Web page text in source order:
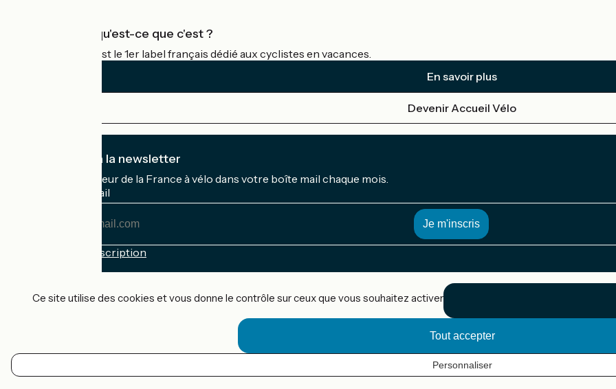
FR
Accueil Vélo qu'est-ce que c'est ?
Accueil Vélo c'est le 1er label français dédié aux cyclistes en vacances.
En savoir plus
Devenir Accueil Vélo
Je m'abonne à la newsletter
Recevez le meilleur de la France à vélo dans votre boîte mail chaque mois.
Mon adresse mail
Conditions d'inscription
Contact
Mentions légales
Ce site utilise des cookies et vous donne le contrôle sur ceux que vous souhaitez activer
Tout accepter
Personnaliser